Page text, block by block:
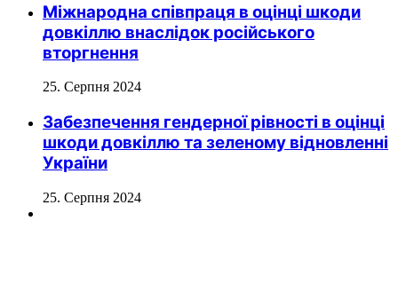
Міжнародна співпраця в оцінці шкоди
довкіллю внаслідок російського
вторгнення
25. Серпня 2024
Забезпечення гендерної рівності в оцінці
шкоди довкіллю та зеленому відновленні
України
25. Серпня 2024